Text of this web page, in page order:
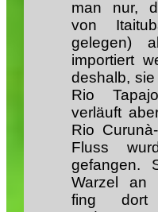
man nur,
von
gelegen)
importiert
deshalb,
Rio
verläuft
Rio
Fluss
gefangen.
Warzel an
fing dort